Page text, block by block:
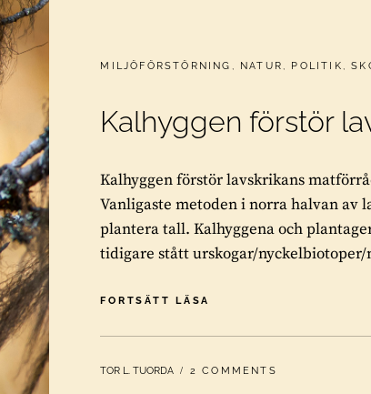
CATEGORIES:
MILJÖFÖRSTÖRNING , NATUR , POLITIK ,
Kalhyggen förstör
Kalhyggen förstör lavskrikans
Vanligaste metoden i norra halvan av
plantera tall. Kalhyggena och
tidigare stått urskogar/
FORTSÄTT LÄSA
LAVSKRIKANS
BY
TOR L. TUORDA 2 COMMENTS